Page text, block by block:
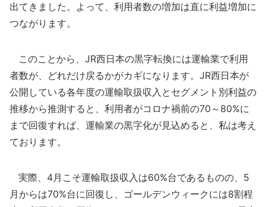
出てきました。よって、利用者数の増加は直に利益増加に
つながります。
このことから、JR西日本の黒字転換には運輸業で利用
者数が、どれだけ戻るかがカギになります。JR西日本が
公開している各年度の運輸取扱収入とセグメント別利益の
推移から推測すると、利用者がコロナ禍前の70～80%に
まで回復すれば、運輸業の黒字化が見込めると、私は考え
ております。
実際、4月こそ運輸取扱収入は60%台であるものの、5
月からは70%台に回復し、ゴールデンウィークには8割程